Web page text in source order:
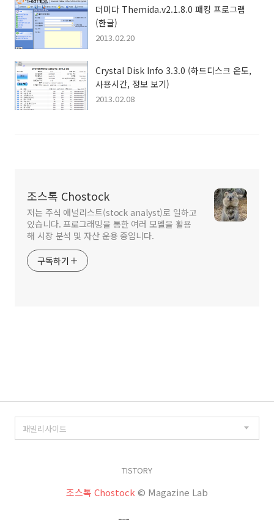
더미다 Themida.v2.1.8.0 패킹 프로그램
(한글)
2013.02.20
Crystal Disk Info 3.3.0 (하드디스크 온도,
사용시간, 정보 보기)
2013.02.08
조스톡 Chostock
저는 주식 애널리스트(stock analyst)로 일하고
있습니다. 프로그래밍을 통한 여러 모델을 활용
해 시장 분석 및 자산 운용 중입니다.
구독하기
TISTORY
조스톡 Chostock © Magazine Lab